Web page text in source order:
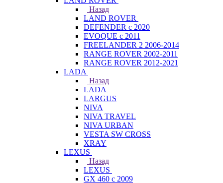
Назад
LAND ROVER
DEFENDER с 2020
EVOQUE с 2011
FREELANDER 2 2006-2014
RANGE ROVER 2002-2011
RANGE ROVER 2012-2021
LADA
Назад
LADA
LARGUS
NIVA
NIVA TRAVEL
NIVA URBAN
VESTA SW CROSS
XRAY
LEXUS
Назад
LEXUS
GX 460 с 2009